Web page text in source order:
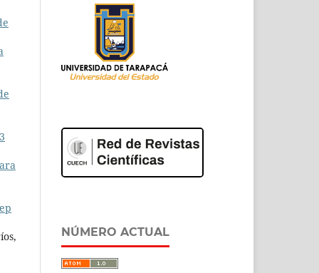
NÚMERO ACTUAL